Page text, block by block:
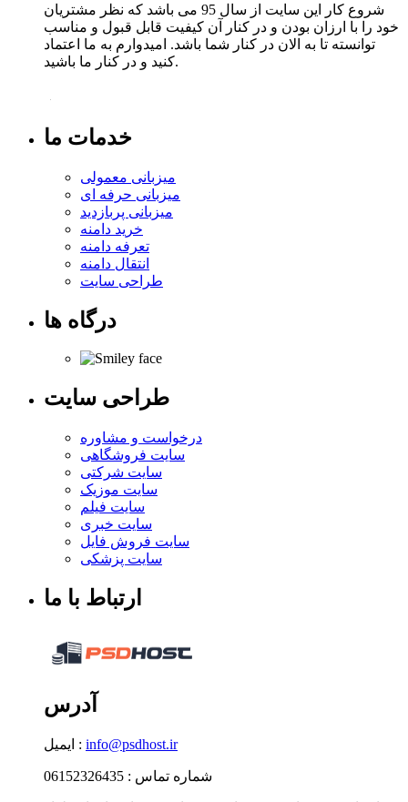
شروع کار این سایت از سال 95 می باشد که نظر مشتریان
خود را با ارزان بودن و در کنار آن کیفیت قابل قبول و مناسب
توانسته تا به الان در کنار شما باشد. امیدوارم به ما اعتماد
کنید و در کنار ما باشید.
خدمات ما
میزبانی معمولی
میزبانی حرفه ای
میزبانی پربازدید
خرید دامنه
تعرفه دامنه
انتقال دامنه
طراحی سایت
درگاه ها
طراحی سایت
درخواست و مشاوره
سایت فروشگاهی
سایت شرکتی
سایت موزیک
سایت فیلم
سایت خبری
سایت فروش فایل
سایت پزشکی
ارتباط با ما
آدرس
ایمیل : info@psdhost.ir
شماره تماس : 06152326435